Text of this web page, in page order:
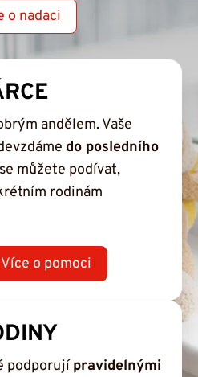
o nadaci
andělem. Vaše
do posledního
můžete podívat,
rodinám
Více o pomoci
podporujípravidelnými